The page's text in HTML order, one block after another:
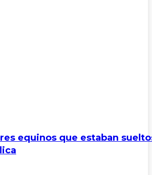
equinos que estaban